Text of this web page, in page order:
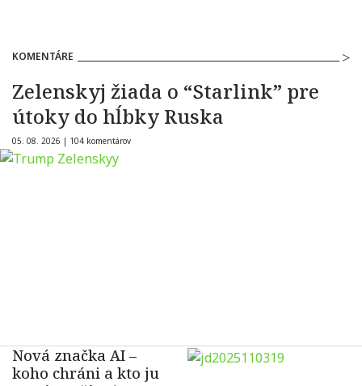
KOMENTÁRE
Zelenskyj žiada o “Starlink” pre
útoky do hĺbky Ruska
05. 08. 2026 | 104 komentárov
Nová značka AI –
koho chráni a kto ju